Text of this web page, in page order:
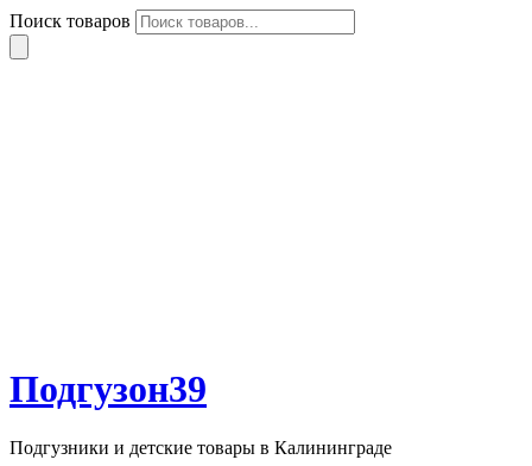
Поиск товаров
Подгузон39
Подгузники и детские товары в Калининграде